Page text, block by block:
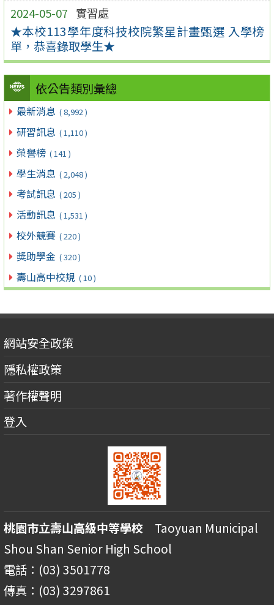
2024-05-07 實習處
★本校113學年度科技校院繁星計畫甄選 入學榜
單，恭喜錄取學生★
依公告類別彙總
最新消息 ( 8,992 )
研習訊息 ( 1,110 )
榮譽榜 ( 141 )
學生消息 ( 2,048 )
考試訊息 ( 205 )
活動訊息 ( 1,531 )
校外競賽 ( 220 )
獎助學金 ( 320 )
壽山高中校規 ( 10 )
網站安全政策
隱私權政策
著作權聲明
登入
桃園市立壽山高級中等學校 Taoyuan Municipal
Shou Shan Senior High School
電話：(03) 3501778
傳真：(03) 3297861